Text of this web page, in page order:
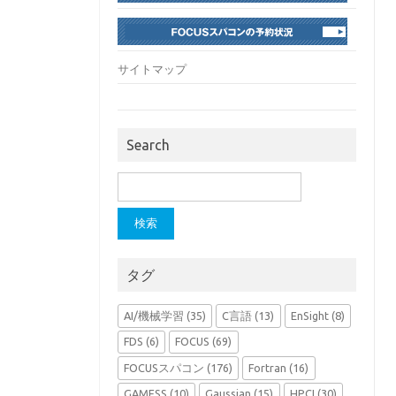
サイトマップ
Search
索:
タグ
AI/機械学習 (35) C言語 (13) EnSight (8)
FDS (6) FOCUS (69)
FOCUSスパコン (176) Fortran (16)